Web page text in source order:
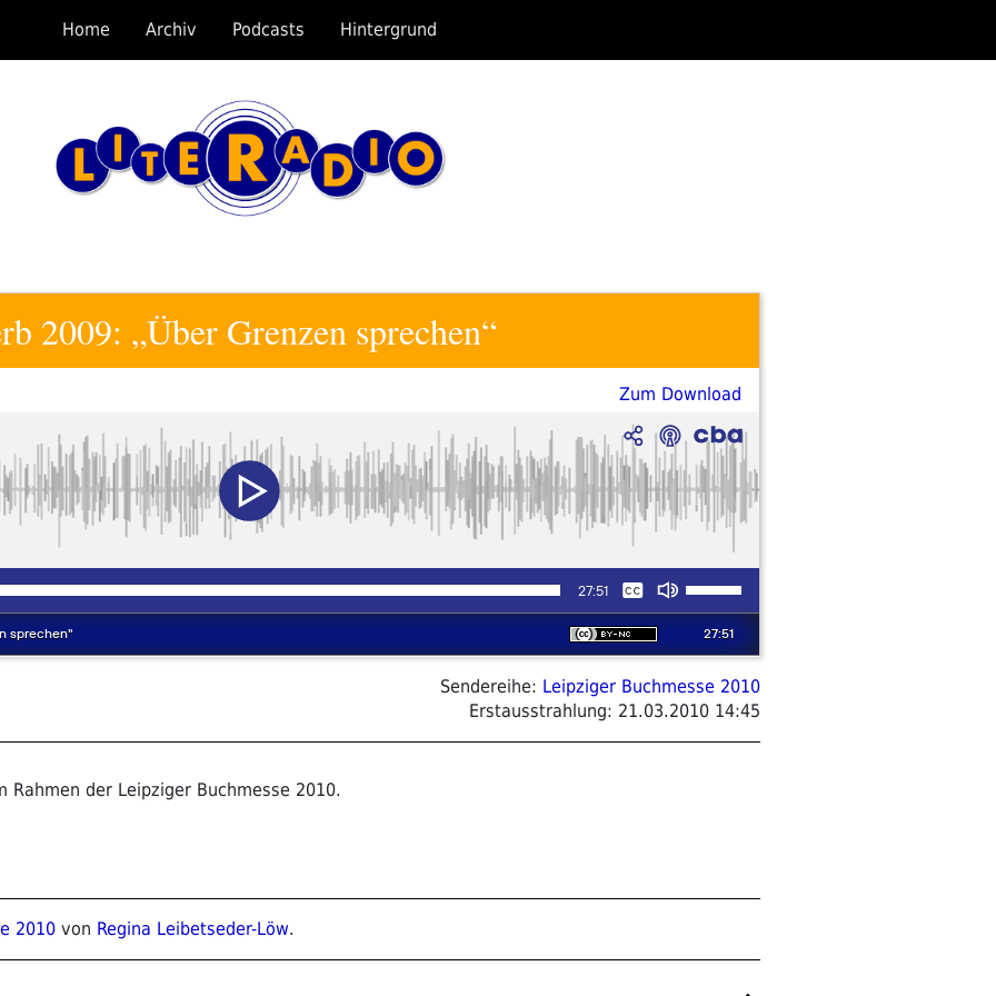
Home Archiv Podcasts Hintergrund
2009: „Über Grenzen sprechen“
Zum Download
Sendereihe: Leipziger Buchmesse 2010
Erstausstrahlung: 21.03.2010 14:45
Rahmen der Leipziger Buchmesse 2010.
2010 von Regina Leibetseder-Löw.